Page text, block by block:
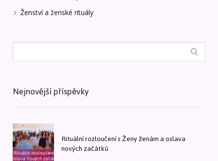
Ženství a ženské rituály
Nejnovější příspěvky
Rituální rozloučení s Ženy ženám a oslava
nových začátků